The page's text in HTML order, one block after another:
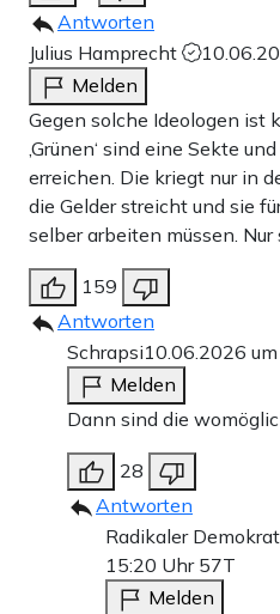
Antworten
Julius Hamprecht
Melden
Gegen solche Ideologen ist
‚Grünen‘ sind eine Sekte
erreichen. Die kriegt nur in
die Gelder streicht und sie
selber arbeiten müssen. Nur
159
Antworten
Schrapsi10.06.2026
Melden
Dann sind die
28
Antworten
Radikaler Demokrat
15:20 Uhr 57T
Melden